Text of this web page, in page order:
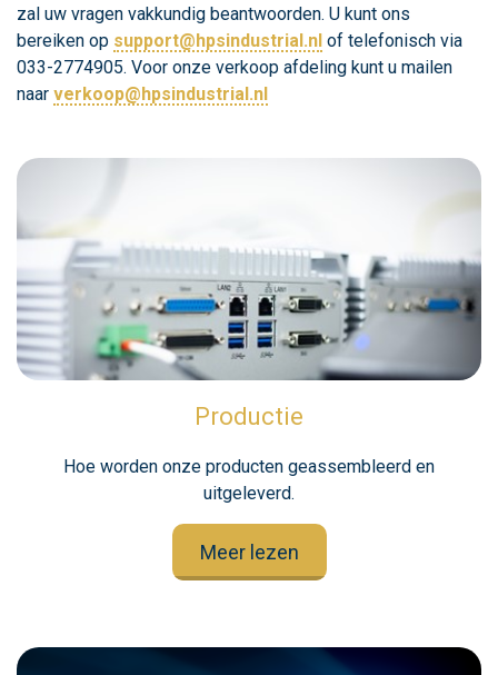
zal uw vragen vakkundig beantwoorden. U kunt ons
bereiken op support@hpsindustrial.nl of telefonisch via
033-2774905. Voor onze verkoop afdeling kunt u mailen
naar verkoop@hpsindustrial.nl
Productie
Hoe worden onze producten geassembleerd en
uitgeleverd.
Meer lezen